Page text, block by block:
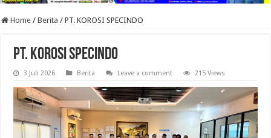
Home / Berita / PT. KOROSI SPECINDO
PT. KOROSI SPECINDO
3 Juli 2026 Berita Leave a comment 215 Views